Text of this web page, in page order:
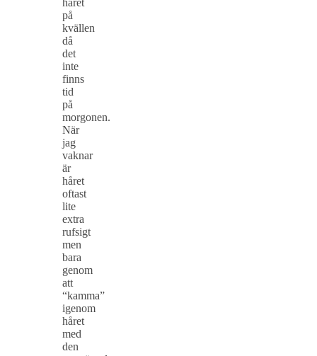
på
kvällen
då
det
inte
finns
tid
på
morgonen.
När
jag
vaknar
är
håret
oftast
lite
extra
rufsigt
men
bara
genom
att
“kamma”
igenom
håret
med
den